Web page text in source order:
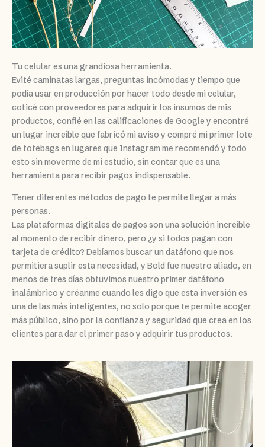
Tu celular es una grandiosa herramienta.
Evité caminatas largas, preguntas incómodas y tiempo que
podía usar en producción por hacer todo desde mi celular,
coticé con proveedores para adquirir los insumos de mis
productos, confié en las calificaciones de Google y encontré
un lugar increíble que fabricó mi aviso y compré mi primer lote
de totebags en lugares que Instagram me recomendó y todo
esto sin moverme de mi estudio, sin contar que es una
herramienta para recibir pagos indispensable.
Tener diferentes métodos de pago te permite llegar a más
personas.
Las plataformas digitales de pagos son una solución increíble
al momento de recibir dinero, pero ¿y si todos pagan con
tarjeta de crédito? Debíamos buscar un datáfono que nos
permitiera suplir esta necesidad, y Bold fue nuestro aliado, en
menos de tres días obtuvimos nuestro primer datáfono
inalámbrico y créanme cuando les digo que esta inversión es
una de las más inteligentes, no solo porque te permite acoger
más público, sino por la confianza y seguridad que crea en los
clientes para dar el primer paso y adquirir tus productos.